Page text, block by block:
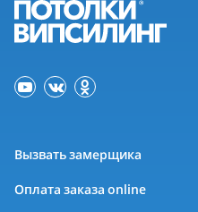
Вызвать замерщика
Оплата заказа online